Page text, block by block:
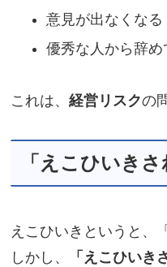
意見が出なくなる
優秀な人から辞め
これは、 経営リスクの
「えこひいき
えこひいきというと、
しかし、
「えこひいき